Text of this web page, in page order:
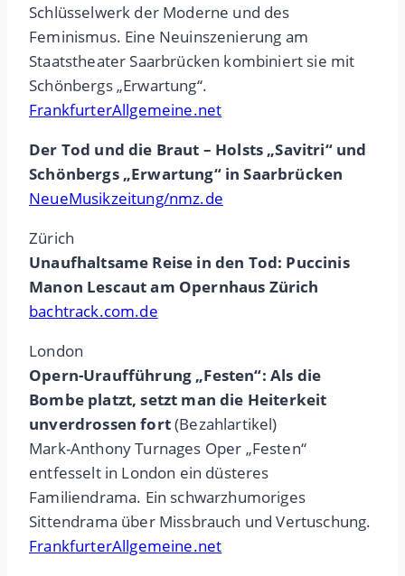
Schlüsselwerk der Moderne und des
Feminismus. Eine Neuinszenierung am
Staatstheater Saarbrücken kombiniert sie mit
Schönbergs „Erwartung“.
FrankfurterAllgemeine.net
Der Tod und die Braut – Holsts „Savitri“ und
Schönbergs „Erwartung“ in Saarbrücken
NeueMusikzeitung/nmz.de
Zürich
Unaufhaltsame Reise in den Tod: Puccinis
Manon Lescaut am Opernhaus Zürich
bachtrack.com.de
London
Opern-Uraufführung „Festen“: Als die
Bombe platzt, setzt man die Heiterkeit
unverdrossen fort(Bezahlartikel)
Mark-Anthony Turnages Oper „Festen“
entfesselt in London ein düsteres
Familiendrama. Ein schwarzhumoriges
Sittendrama über Missbrauch und Vertuschung.
FrankfurterAllgemeine.net